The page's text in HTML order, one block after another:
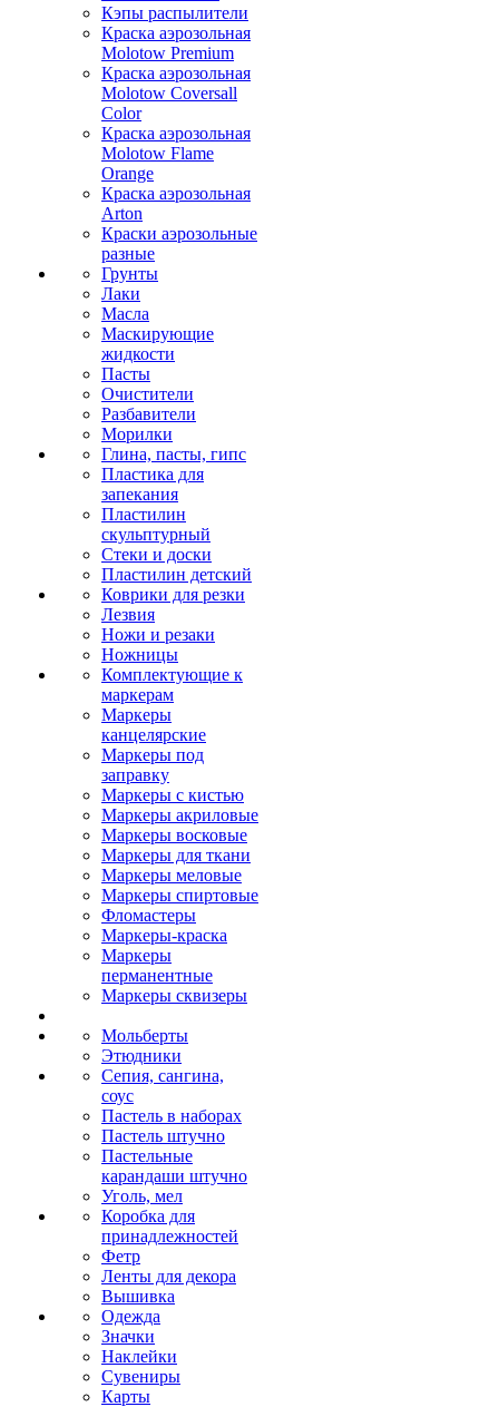
Кэпы распылители
Краска аэрозольная
Molotow Premium
Краска аэрозольная
Molotow Coversall
Color
Краска аэрозольная
Molotow Flame
Orange
Краска аэрозольная
Arton
Краски аэрозольные
разные
Грунты
Лаки
Масла
Маскирующие
жидкости
Пасты
Очистители
Разбавители
Морилки
Глина, пасты, гипс
Пластика для
запекания
Пластилин
скульптурный
Стеки и доски
Пластилин детский
Коврики для резки
Лезвия
Ножи и резаки
Ножницы
Комплектующие к
маркерам
Маркеры
канцелярские
Маркеры под
заправку
Маркеры с кистью
Маркеры акриловые
Маркеры восковые
Маркеры для ткани
Маркеры меловые
Маркеры спиртовые
Фломастеры
Маркеры-краска
Маркеры
перманентные
Маркеры сквизеры
Мольберты
Этюдники
Сепия, сангина,
соус
Пастель в наборах
Пастель штучно
Пастельные
карандаши штучно
Уголь, мел
Коробка для
принадлежностей
Фетр
Ленты для декора
Вышивка
Одежда
Значки
Наклейки
Сувениры
Карты